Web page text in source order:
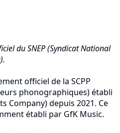
du SNEP (Syndicat National
officiel de la SCPP
phonographiques) établi
Company) depuis 2021. Ce
établi par GfK Music.